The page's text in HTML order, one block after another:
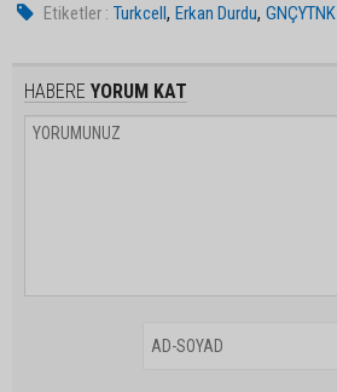
Etiketler : Turkcell,Erkan Durdu,GNÇYTNK
HABERE YORUM KAT